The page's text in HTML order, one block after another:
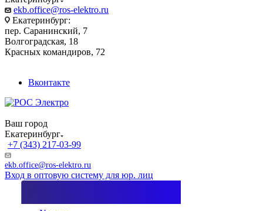
ekb.office@ros-elektro.ru
Екатеринбург:
пер. Саранинский, 7
Волгоградская, 18
Красных командиров, 72
Вконтакте
Ваш город
Екатеринбург
+7 (343) 217-03-99
ekb.office@ros-elektro.ru
Вход в оптовую систему для юр. лиц